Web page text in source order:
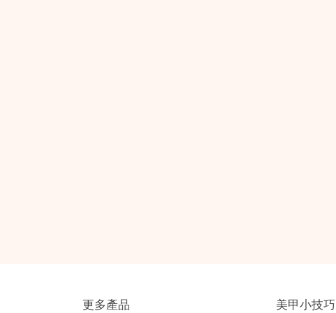
更多產品 美甲小技巧